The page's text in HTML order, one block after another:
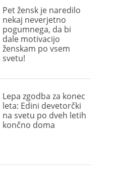
Pet žensk je naredilo
nekaj neverjetno
pogumnega, da bi
dale motivacijo
ženskam po vsem
svetu!
Lepa zgodba za konec
leta: Edini devetorčki
na svetu po dveh letih
končno doma